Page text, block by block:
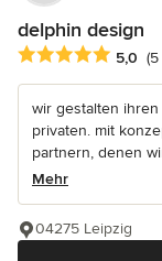
delphin design
Durchschnittliche
5,0
wir gestalten
privaten. mit
partnern, denen
Mehr
04275 Leipzig